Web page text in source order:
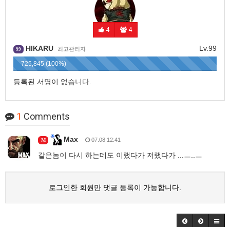
4 4
Lv.99
99 HIKARU 최고관리자
725,845 (100%)
등록된 서명이 없습니다.
1 Comments
M Max 07.08 12:41
같은놈이 다시 하는데도 이랬다가 저랬다가 ...ㅡ..ㅡ
로그인한 회원만 댓글 등록이 가능합니다.